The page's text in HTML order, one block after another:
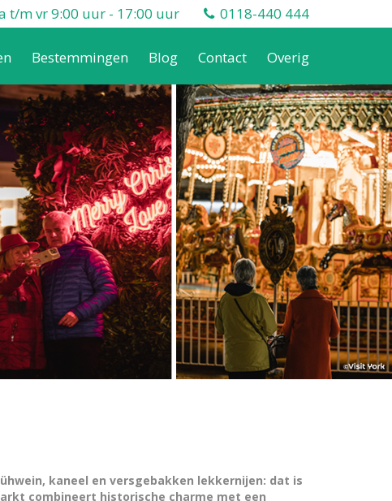
t/m vr 9:00 uur - 17:00 uur 0118-440 444
Bestemmingen Blog Contact Overig
kaneel en versgebakken lekkernijen: dat is
combineert historische charme met een